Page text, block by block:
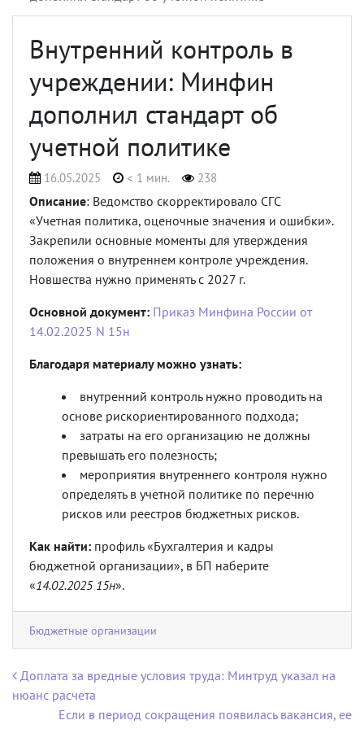
Внутренний контроль в
учреждении: Минфин
дополнил стандарт об
учетной политике
16.05.2025 < 1 мин. 238
Описание: Ведомство скорректировало СГС
«Учетная политика, оценочные значения и ошибки».
Закрепили основные моменты для утверждения
положения о внутреннем контроле учреждения.
Новшества нужно применять с 2027 г.
Основной документ: Приказ Минфина России от
14.02.2025 N 15н
Благодаря материалу можно узнать:
внутренний контроль нужно проводить на
основе рискориентированного подхода;
затраты на его организацию не должны
превышать его полезность;
мероприятия внутреннего контроля нужно
определять в учетной политике по перечню
рисков или реестров бюджетных рисков.
Как найти: профиль «Бухгалтерия и кадры
бюджетной организации», в БП наберите
«14.02.2025 15н».
Бюджетные организации
Навигация по записям
Доплата за вредные условия труда: Минтруд указал на
нюанс расчета
Если в период сокращения появилась вакансия, ее